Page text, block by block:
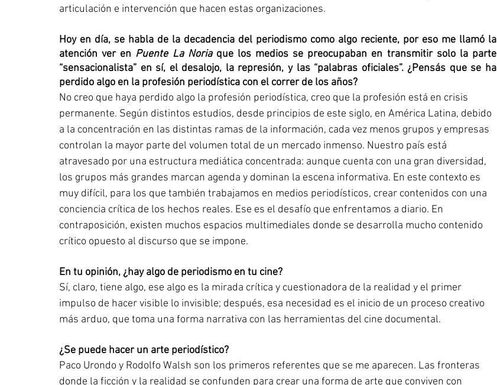
articulación e intervención que hacen estas organizaciones.
Hoy en día, se habla de la decadencia del periodismo como algo reciente, por eso me llamó la
atención ver en Puente La Noria que los medios se preocupaban en transmitir solo la parte
“sensacionalista” en sí, el desalojo, la represión, y las “palabras oficiales”. ¿Pensás que se ha
perdido algo en la profesión periodística con el correr de los años?
No creo que haya perdido algo la profesión periodística, creo que la profesión está en crisis
permanente. Según distintos estudios, desde principios de este siglo, en América Latina, debido
a la concentración en las distintas ramas de la información, cada vez menos grupos y empresas
controlan la mayor parte del volumen total de un mercado inmenso. Nuestro país está
atravesado por una estructura mediática concentrada: aunque cuenta con una gran diversidad,
los grupos más grandes marcan agenda y dominan la escena informativa. En este contexto es
muy difícil, para los que también trabajamos en medios periodísticos, crear contenidos con una
conciencia crítica de los hechos reales. Ese es el desafío que enfrentamos a diario. En
contraposición, existen muchos espacios multimediales donde se desarrolla mucho contenido
crítico opuesto al discurso que se impone.
En tu opinión, ¿hay algo de periodismo en tu cine?
Sí, claro, tiene algo, ese algo es la mirada crítica y cuestionadora de la realidad y el primer
impulso de hacer visible lo invisible; después, esa necesidad es el inicio de un proceso creativo
más arduo, que toma una forma narrativa con las herramientas del cine documental.
¿Se puede hacer un arte periodístico?
Paco Urondo y Rodolfo Walsh son los primeros referentes que se me aparecen. Las fronteras
donde la ficción y la realidad se confunden para crear una forma de arte que conviven con